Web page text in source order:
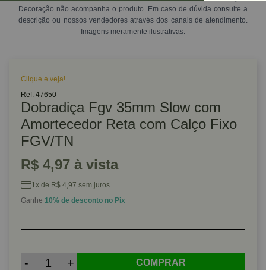
Decoração não acompanha o produto. Em caso de dúvida consulte a
descrição ou nossos vendedores através dos canais de atendimento.
Imagens meramente ilustrativas.
Clique e veja!
Ref: 47650
Dobradiça Fgv 35mm Slow com
Amortecedor Reta com Calço Fixo
FGV/TN
R$ 4,97 à vista
1x de R$ 4,97 sem juros
Ganhe 10% de desconto no Pix
- + COMPRAR